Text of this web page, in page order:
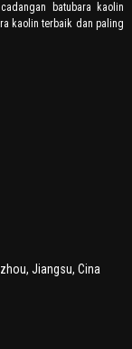
batubara kaolin
kaolin terbaik dan paling
Jiangsu, Cina